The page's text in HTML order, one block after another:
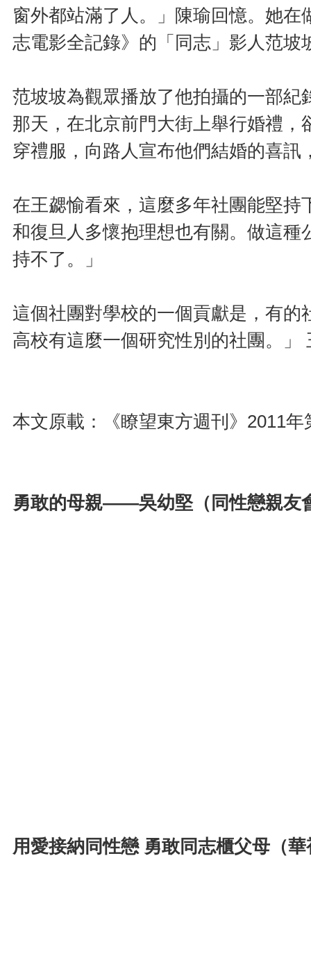
窗外都站滿了人。」陳瑜回憶。她
志電影全記錄》的「同志」影人范坡
范坡坡為觀眾播放了他拍攝的一部
那天，在北京前門大街上舉行婚禮
穿禮服，向路人宣布他們結婚的喜訊
在王勰愉看來，這麼多年社團能堅
和復旦人多懷抱理想也有關。做這
持不了。」
這個社團對學校的一個貢獻是，有
高校有這麼一個研究性別的社團。」
本文原載：《瞭望東方週刊》2011
勇敢的母親——吳幼堅（同性戀親友
用愛接納同性戀 勇敢同志櫃父母（